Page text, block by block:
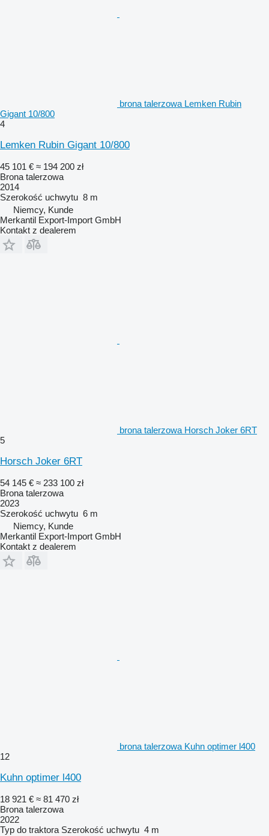
brona talerzowa Lemken Rubin
Gigant 10/800
4
Lemken Rubin Gigant 10/800
45 101 € ≈ 194 200 zł
Brona talerzowa
2014
Szerokość uchwytu 8 m
Niemcy, Kunde
Merkantil Export-Import GmbH
Kontakt z dealerem
brona talerzowa Horsch Joker 6RT
5
Horsch Joker 6RT
54 145 € ≈ 233 100 zł
Brona talerzowa
2023
Szerokość uchwytu 6 m
Niemcy, Kunde
Merkantil Export-Import GmbH
Kontakt z dealerem
brona talerzowa Kuhn optimer l400
12
Kuhn optimer l400
18 921 € ≈ 81 470 zł
Brona talerzowa
2022
Typ do traktora Szerokość uchwytu 4 m